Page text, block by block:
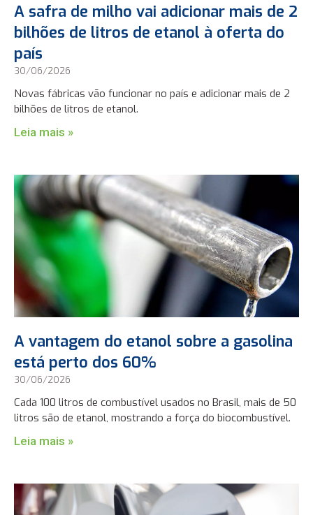
A safra de milho vai adicionar mais de 2
bilhões de litros de etanol à oferta do
país
30/06/2026
Novas fábricas vão funcionar no país e adicionar mais de 2
bilhões de litros de etanol.
Leia mais »
A vantagem do etanol sobre a gasolina
está perto dos 60%
30/06/2026
Cada 100 litros de combustível usados no Brasil, mais de 50
litros são de etanol, mostrando a força do biocombustível.
Leia mais »